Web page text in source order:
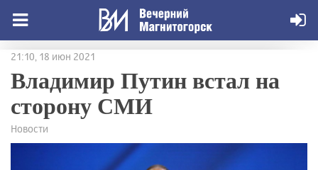
21:10, 18 июн 2021
Владимир Путин встал на
сторону СМИ
Новости